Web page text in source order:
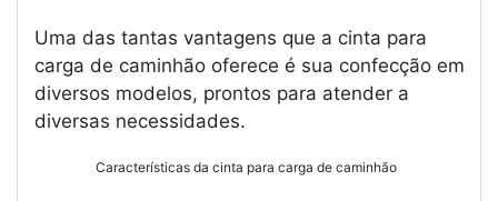
Uma das tantas vantagens que a cinta para
carga de caminhão oferece é sua confecção em
diversos modelos, prontos para atender a
diversas necessidades.
Características da cinta para carga de caminhão